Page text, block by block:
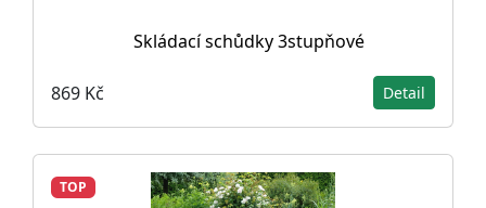
Skládací schůdky 3stupňové
869 Kč Detail
TOP